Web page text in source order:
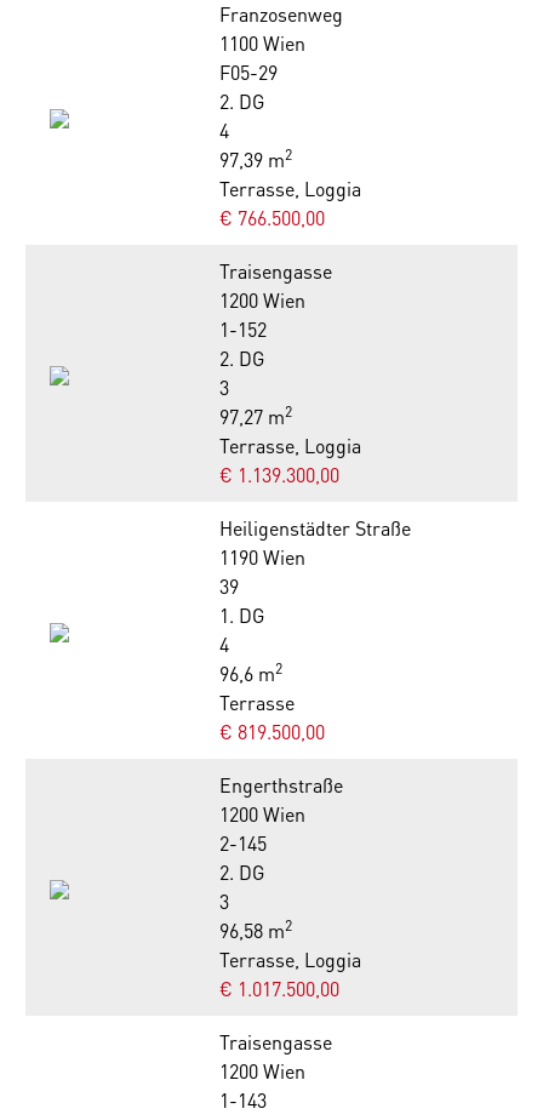
Franzosenweg
1100 Wien
F05-29
2. DG
4
97,39 m2
Terrasse, Loggia
€ 766.500,00
Traisengasse
1200 Wien
1-152
2. DG
3
97,27 m2
Terrasse, Loggia
€ 1.139.300,00
Heiligenstädter Straße
1190 Wien
39
1. DG
4
96,6 m2
Terrasse
€ 819.500,00
Engerthstraße
1200 Wien
2-145
2. DG
3
96,58 m2
Terrasse, Loggia
€ 1.017.500,00
Traisengasse
1200 Wien
1-143